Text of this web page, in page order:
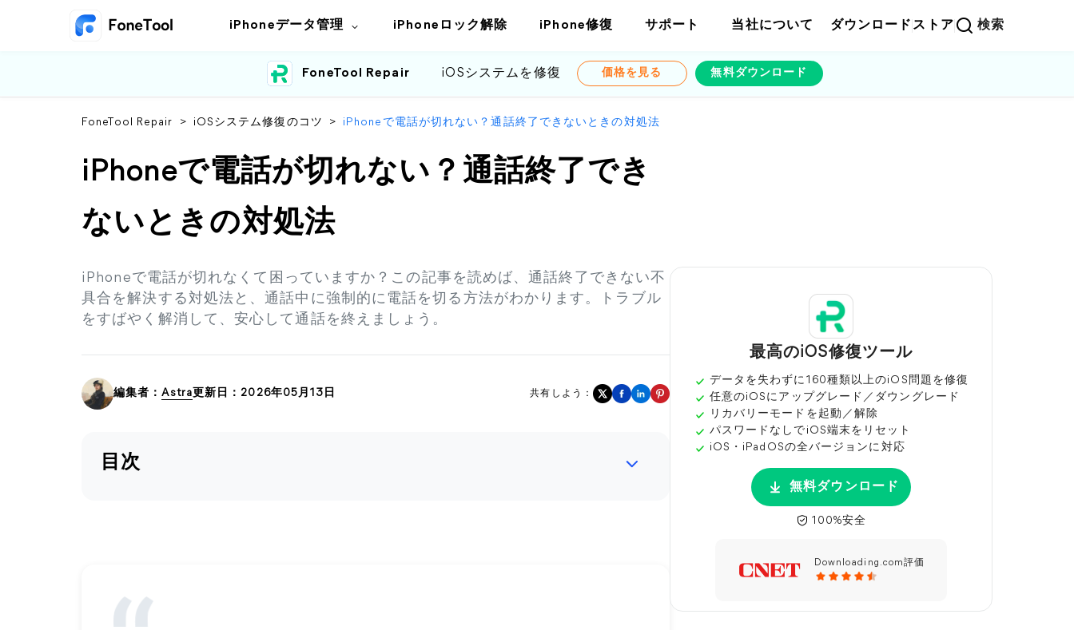
iPhoneデータ管理 iPhoneロック解除 iPhone修復 サポート 当社について ダウンロード ストア 検索
FoneTool Repair iOSシステムを修復 価格を見る 無料ダウンロード
FoneTool Repair > iOSシステム修復のコツ > iPhoneで電話が切れない？通話終了できないときの対処法
iPhoneで電話が切れない？通話終了でき
ないときの対処法
iPhoneで電話が切れなくて困っていますか？この記事を読めば、通話終了できない不
具合を解決する対処法と、通話中に強制的に電話を切る方法がわかります。トラブル
をすばやく解消して、安心して通話を終えましょう。
編集者：Astra更新日：2026年05月13日 共有しよう：
目次
最高のiOS修復ツール
データを失わずに160種類以上のiOS問題を修復
任意のiOSにアップグレード／ダウングレード
リカバリーモードを起動／解除
パスワードなしでiOS端末をリセット
iOS・iPadOSの全バージョンに対応
無料ダウンロード
100%安全
Downloading.com評価